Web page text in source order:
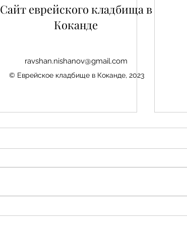
Авезбакиев Эдуард
Сайт еврейского кладбища в
Коканде
ravshan.nishanov@gmail.com
© Еврейское кладбище в Коканде, 2023